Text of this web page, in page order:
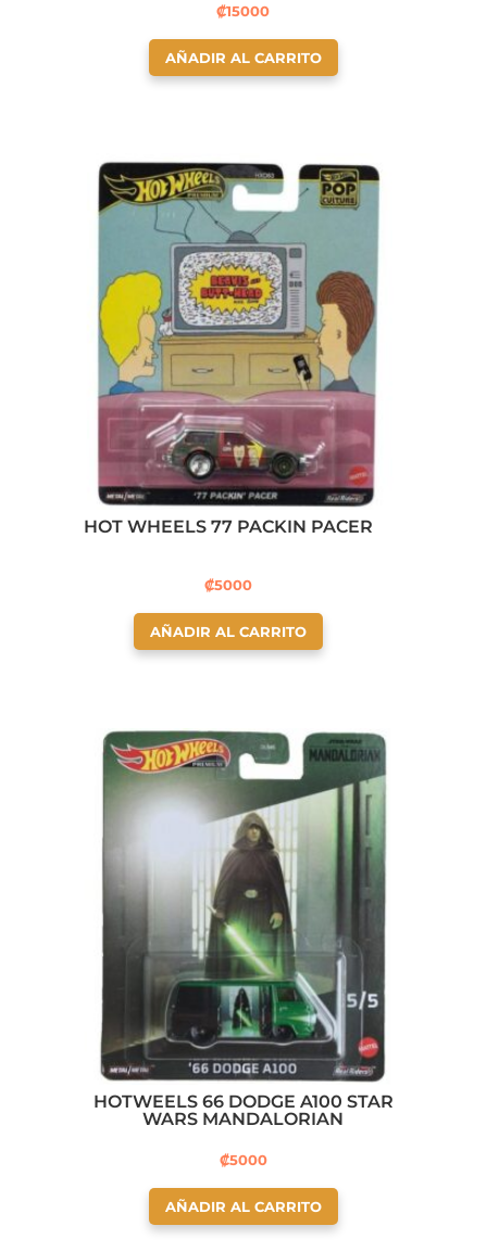
₡15000
AÑADIR AL CARRITO
HOT WHEELS 77 PACKIN PACER
₡5000
AÑADIR AL CARRITO
HOTWEELS 66 DODGE A100 STAR
WARS MANDALORIAN
₡5000
AÑADIR AL CARRITO